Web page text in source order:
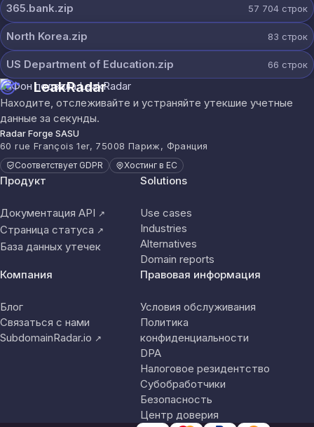
365.bank.zip 57 704 строк
North Korea.zip 83 строк
US Department of Education.zip 66 строк
LeakRadar
Находите, отслеживайте и устраняйте утекшие учетные
данные за секунды.
Radar Forge SASU
60 rue François 1er, 75008 Париж, Франция
Соответствует GDPR Хостинг в ЕС
Продукт
Документация API ↗
Страница статуса ↗
База данных утечек
Solutions
Use cases
Industries
Alternatives
Domain reports
Компания
Блог
Связаться с нами
SubdomainRadar.io ↗
Правовая информация
Условия обслуживания
Политика
конфиденциальности
DPA
Налоговое резидентство
Субобработчики
Безопасность
Центр доверия